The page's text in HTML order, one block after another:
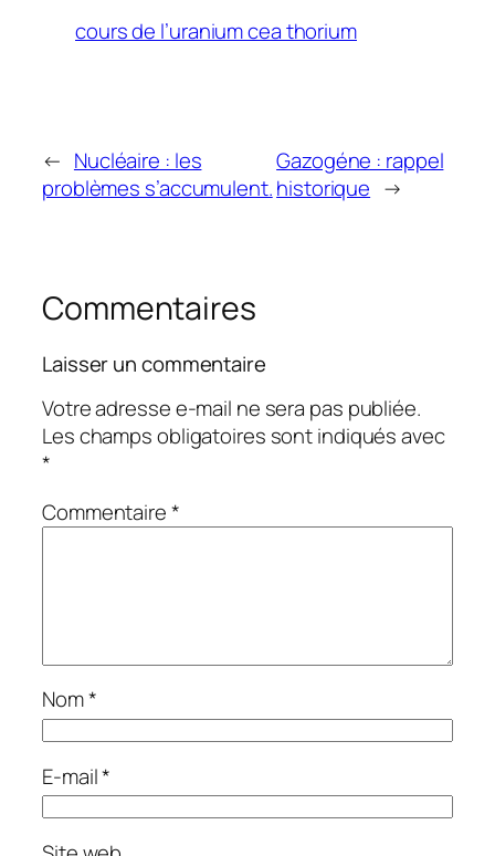
cours de l’uranium cea thorium
← Nucléaire : les
problèmes s’accumulent.
Gazogéne : rappel
historique →
Commentaires
Laisser un commentaire
Votre adresse e-mail ne sera pas publiée.
Les champs obligatoires sont indiqués avec
*
Commentaire*
Nom*
E-mail*